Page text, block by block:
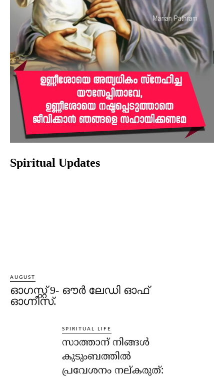
Spiritual Updates
AUGUST
ഓഗസ്റ്റ് 9- ഔര്‍ ലേഡി ഓഫ്
ഓഗ്നീസ്.
SPIRITUAL LIFE
സാത്താന് നിങ്ങള്‍
കുടുംബത്തില്‍
പ്രവേശനം നല്കരുത്: